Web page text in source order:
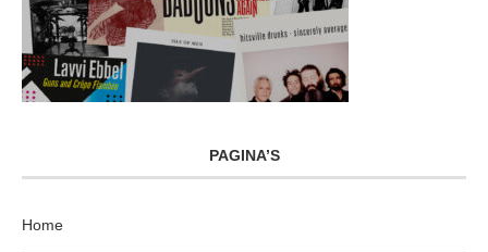
PAGINA’S
Home